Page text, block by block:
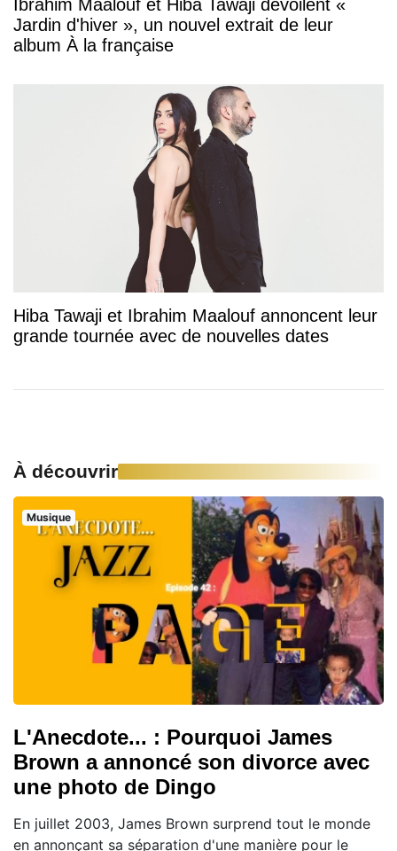
Ibrahim Maalouf et Hiba Tawaji dévoilent «
Jardin d'hiver », un nouvel extrait de leur
album À la française
Hiba Tawaji et Ibrahim Maalouf annoncent leur
grande tournée avec de nouvelles dates
À découvrir
Musique
L'Anecdote... : Pourquoi James
Brown a annoncé son divorce avec
une photo de Dingo
En juillet 2003, James Brown surprend tout le monde
en annonçant sa séparation d'une manière pour le